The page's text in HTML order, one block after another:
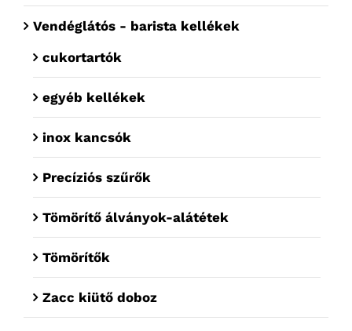
Vendéglátós - barista kellékek
cukortartók
egyéb kellékek
inox kancsók
Precíziós szűrők
Tömörítő álványok-alátétek
Tömörítők
Zacc kiütő doboz